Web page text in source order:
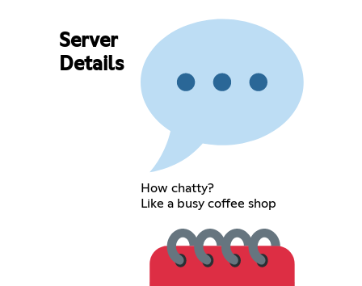
Server
Details
How chatty?
Like a busy coffee shop